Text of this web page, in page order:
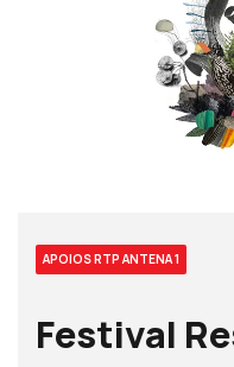
APOIOS RTP ANTENA 1
Festival